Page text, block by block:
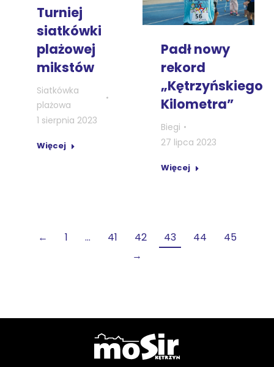
Turniej
siatkówki
plażowej
mikstów
Siatkówka
plażowa
1 sierpnia 2023
Więcej
Padł nowy
rekord
„Kętrzyńskiego
Kilometra”
Biegi
27 lipca 2023
Więcej
← 1 … 41 42 43 44
45
→